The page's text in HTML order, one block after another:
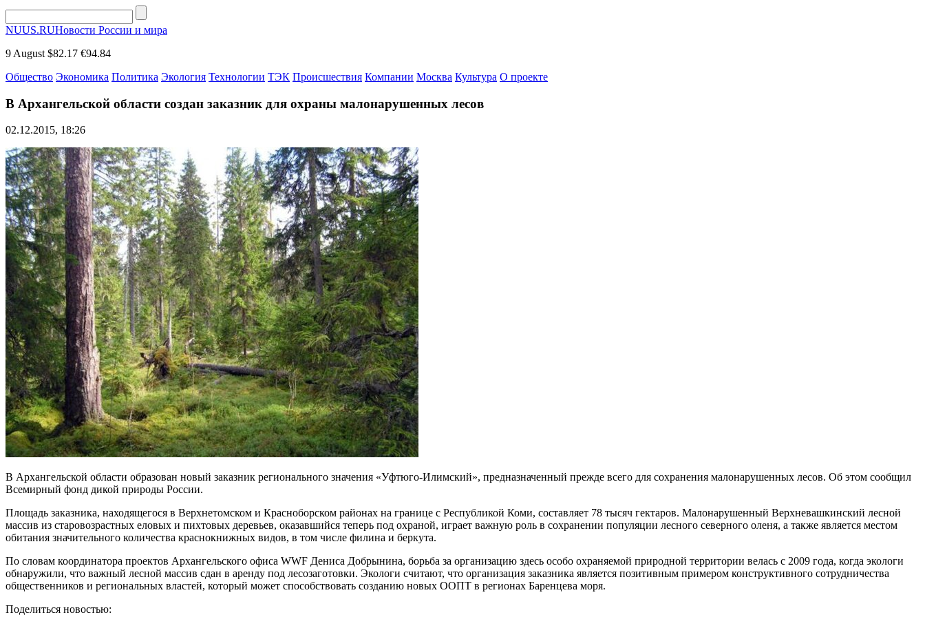
NUUS.RUНовости России и мира
9 August $82.17 €94.84
Общество Экономика Политика Экология Технологии ТЭК Происшествия Компании Москва Культура О проекте
В Архангельской области создан заказник для охраны малонарушенных лесов
02.12.2015, 18:26
В Архангельской области образован новый заказник регионального значения «Уфтюго-Илимский», предназначенный прежде всего для сохранения малонарушенных лесов. Об этом сообщил
Всемирный фонд дикой природы России.
Площадь заказника, находящегося в Верхнетомском и Красноборском районах на границе с Республикой Коми, составляет 78 тысяч гектаров. Малонарушенный Верхневашкинский лесной
массив из старовозрастных еловых и пихтовых деревьев, оказавшийся теперь под охраной, играет важную роль в сохранении популяции лесного северного оленя, а также является местом
обитания значительного количества краснокнижных видов, в том числе филина и беркута.
По словам координатора проектов Архангельского офиса WWF Дениса Добрынина, борьба за организацию здесь особо охраняемой природной территории велась с 2009 года, когда экологи
обнаружили, что важный лесной массив сдан в аренду под лесозаготовки. Экологи считают, что организация заказника является позитивным примером конструктивного сотрудничества
общественников и региональных властей, который может способствовать созданию новых ООПТ в регионах Баренцева моря.
Поделиться новостью: